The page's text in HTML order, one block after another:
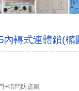
內轉式連體鎖(橢
+暗閂防盜鎖